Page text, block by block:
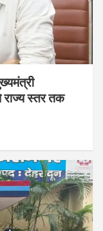
राज्य स्तर तक